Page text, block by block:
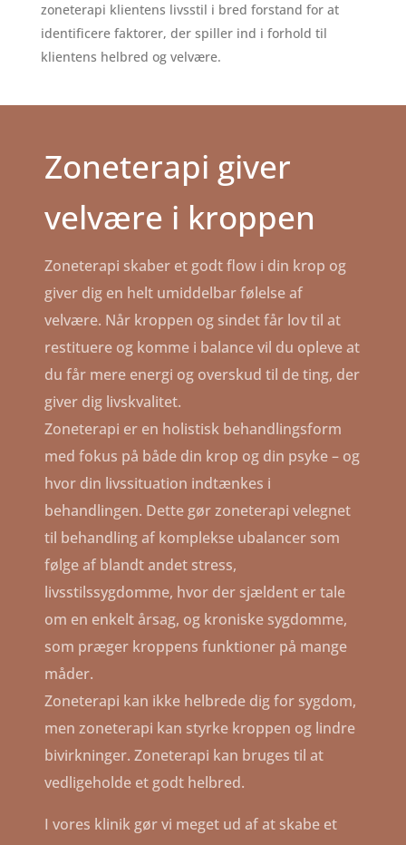
zoneterapi klientens livsstil i bred forstand for at
identificere faktorer, der spiller ind i forhold til
klientens helbred og velvære.
Zoneterapi giver
velvære i kroppen
Zoneterapi skaber et godt flow i din krop og
giver dig en helt umiddelbar følelse af
velvære. Når kroppen og sindet får lov til at
restituere og komme i balance vil du opleve at
du får mere energi og overskud til de ting, der
giver dig livskvalitet.
Zoneterapi er en holistisk behandlingsform
med fokus på både din krop og din psyke – og
hvor din livssituation indtænkes i
behandlingen. Dette gør zoneterapi velegnet
til behandling af komplekse ubalancer som
følge af blandt andet stress,
livsstilssygdomme, hvor der sjældent er tale
om en enkelt årsag, og kroniske sygdomme,
som præger kroppens funktioner på mange
måder.
Zoneterapi kan ikke helbrede dig for sygdom,
men zoneterapi kan styrke kroppen og lindre
bivirkninger. Zoneterapi kan bruges til at
vedligeholde et godt helbred.
I vores klinik gør vi meget ud af at skabe et